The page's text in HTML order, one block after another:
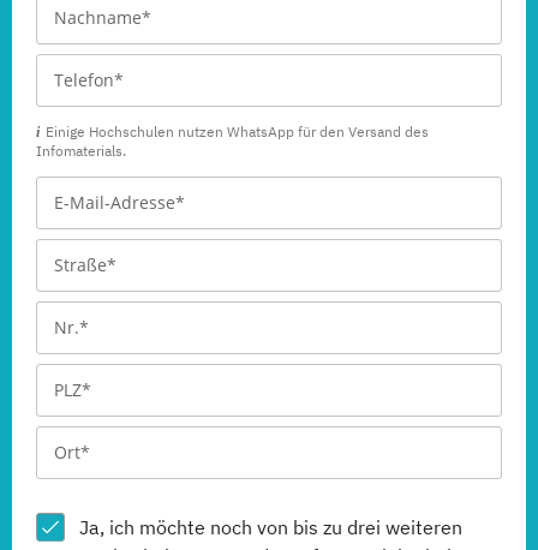
Einige Hochschulen nutzen WhatsApp für den Versand des
Infomaterials.
Ja, ich möchte noch von bis zu drei weiteren